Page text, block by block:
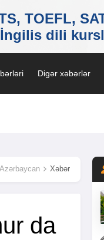
Digər xəbərlər
Azərbaycan Xəbər
da